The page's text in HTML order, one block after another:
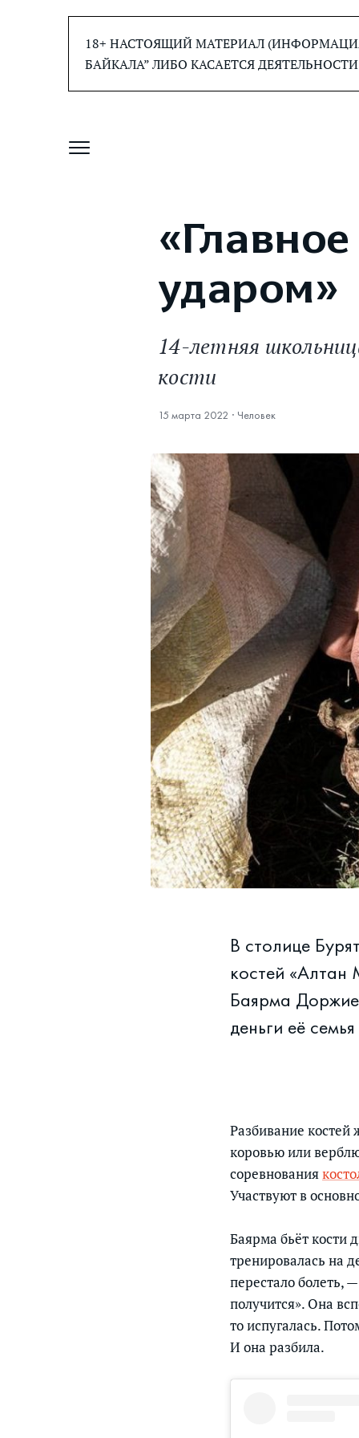
18+ НАСТОЯЩИЙ МАТЕРИАЛ
БАЙКАЛА” ЛИБО КАСАЕТСЯ
ударом»
14-летняя
кости
15 марта 2022 · Человек
В столице
костей
Баярма
деньги её
Разбивание костей
коровью или
соревнования
Участвуют в
Баярма бьёт кости
тренировалась на
перестало болеть,
получится». Она
то испугалась.
И она разбила.